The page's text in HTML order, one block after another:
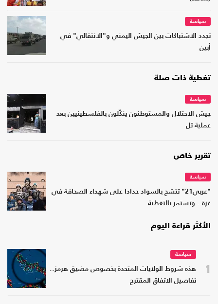
سياسة
تجدد الاشتباكات بين الجيش اليمني و"الانتقالي" في
أبين
تغطية ذات صلة
سياسة
جيش الاحتلال والمستوطنون ينكّلون بالفلسطينيين بعد
عملية تل
تقرير خاص
سياسة
"عربي21" تتشح بالسواد حدادا على شهداء الصحافة في
غزة.. وتستمر بالتغطية
الأكثر قراءة اليوم
1
سياسة
هذه شروط الولايات المتحدة بخصوص مضيق هرمز..
تفاصيل الاتفاق المقترح